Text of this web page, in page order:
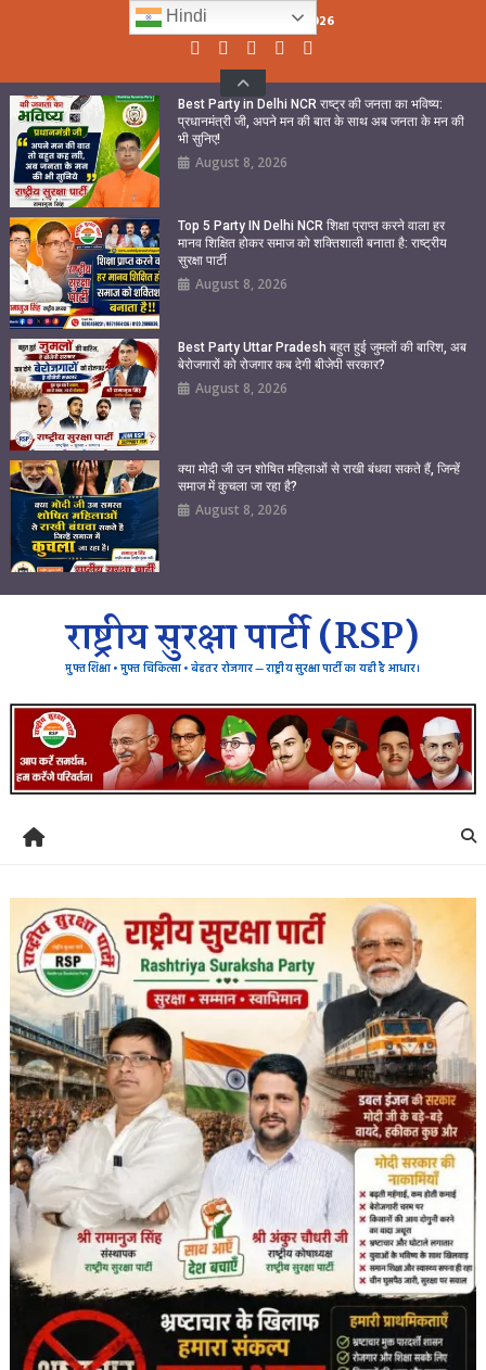
Saturday, August 08, 2026
Best Party in Delhi NCR राष्ट्र की जनता का भविष्य:
प्रधानमंत्री जी, अपने मन की बात के साथ अब जनता के मन की
भी सुनिए!
August 8, 2026
Top 5 Party IN Delhi NCR शिक्षा प्राप्त करने वाला हर
मानव शिक्षित होकर समाज को शक्तिशाली बनाता है: राष्ट्रीय
सुरक्षा पार्टी
August 8, 2026
Best Party Uttar Pradesh बहुत हुई जुमलों की बारिश, अब
बेरोजगारों को रोजगार कब देगी बीजेपी सरकार?
August 8, 2026
क्या मोदी जी उन शोषित महिलाओं से राखी बंधवा सकते हैं, जिन्हें
समाज में कुचला जा रहा है?
August 8, 2026
राष्ट्रीय सुरक्षा पार्टी (RSP)
मुफ्त शिक्षा • मुफ्त चिकित्सा • बेहतर रोजगार — राष्ट्रीय सुरक्षा पार्टी का यही है आधार।
Hindi